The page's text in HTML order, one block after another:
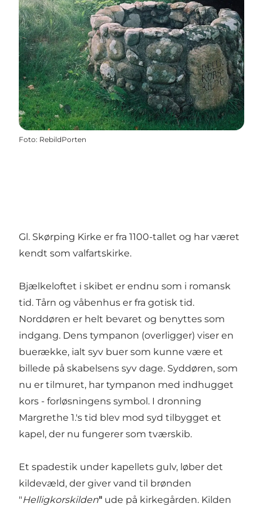
Foto: RebildPorten
Gl. Skørping Kirke er fra 1100-tallet og har været
kendt som valfartskirke.
Bjælkeloftet i skibet er endnu som i romansk
tid. Tårn og våbenhus er fra gotisk tid.
Norddøren er helt bevaret og benyttes som
indgang. Dens tympanon (overligger) viser en
buerække, ialt syv buer som kunne være et
billede på skabelsens syv dage. Syddøren, som
nu er tilmuret, har tympanon med indhugget
kors - forløsningens symbol. I dronning
Margrethe 1.'s tid blev mod syd tilbygget et
kapel, der nu fungerer som tværskib.
Et spadestik under kapellets gulv, løber det
kildevæld, der giver vand til brønden
"Helligkorskilden" ude på kirkegården. Kilden